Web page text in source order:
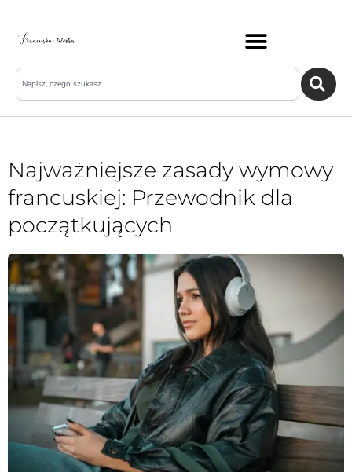
Najważniejsze zasady wymowy
francuskiej: Przewodnik dla
początkujących